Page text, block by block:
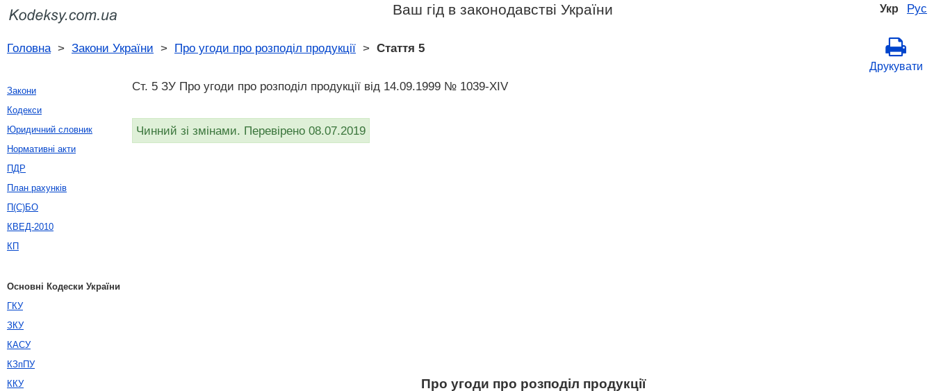
Укр Рус
Ваш гід в законодавстві України
Головна> Закони України > Про угоди про розподіл продукції > Стаття 5
Друкувати
Ст. 5 ЗУ Про угоди про розподіл продукції вiд 14.09.1999 № 1039-XIV
Чинний зі змінами. Перевірено 08.07.2019
Про угоди про розподіл продукції
Закони
Кодекси
Юридичний словник
Нормативні акти
ПДР
План рахунків
П(С)БО
КВЕД-2010
КП
Основні Кодески України
ГКУ
ЗКУ
КАСУ
КЗпПУ
ККУ